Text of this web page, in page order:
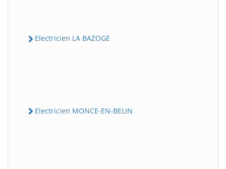
Electricien LA BAZOGE
Electricien MONCE-EN-BELIN